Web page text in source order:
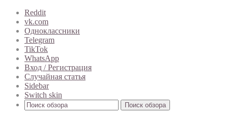
Reddit
vk.com
Одноклассники
Telegram
TikTok
WhatsApp
Вход / Регистрация
Случайная статья
Sidebar
Switch skin
Поиск обзора